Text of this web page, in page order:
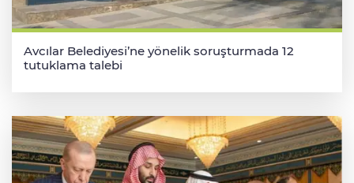
Avcılar Belediyesi’ne yönelik soruşturmada 12
tutuklama talebi